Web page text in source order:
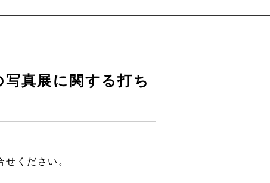
写真展に関する打ち
ください。